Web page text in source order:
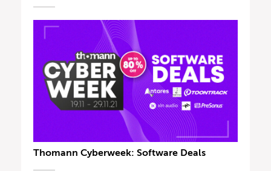
Thomann Cyberweek: Software Deals